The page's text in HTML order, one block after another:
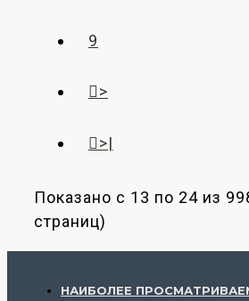
9
>
>|
Показано с 13 по 24 из
страниц)
НАИБОЛЕЕ